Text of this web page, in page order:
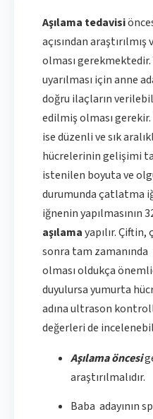
Aşılama tedavisi
açısından
olması gerekmektedir.
uyarılması için anne
doğru ilaçların
edilmiş olması gerekir.
ise düzenli ve sık
hücrelerinin gelişimi
istenilen boyuta ve
durumunda çatlatma
iğnenin yapılmasının
aşılamayapılır.
sonra tam
olması oldukça
duyulursa yumurta
adına ultrason
değerleri de
Aşılama öncesi
araştırılmalıdır.
Baba adayının